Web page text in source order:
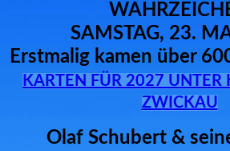
SAMSTAG, 23.
Erstmalig kamen über
KARTEN FÜR 2027 UNTER
ZWICKAU
Olaf Schubert &